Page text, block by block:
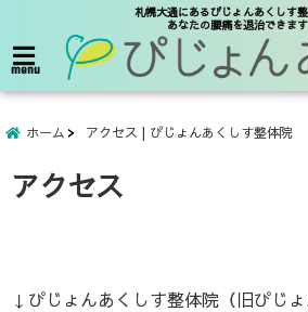
札幌大通にあるぴじょんあくしす
あなたの腰痛を退治できます
menu
ホーム アクセス | ぴじょんあくしす整体院
アクセス
↓ぴじょんあくしす整体院（旧ぴじ